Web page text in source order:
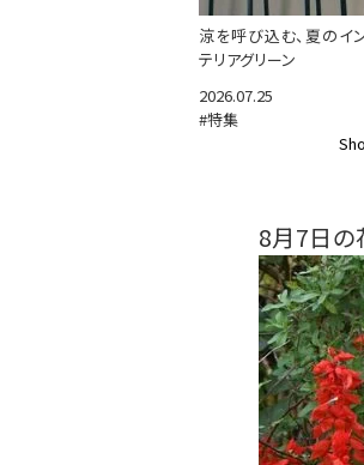
涼を呼び込む、夏のイ
テリアグリーン
2026.07.25
#特集
8月7日の